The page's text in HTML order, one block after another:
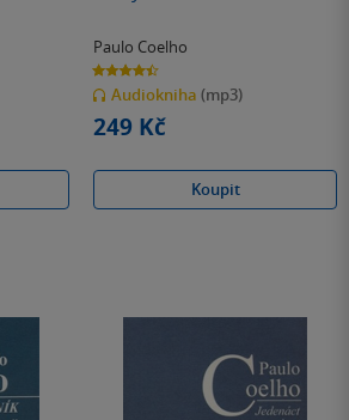
Paulo Coelho
4.4
z
5
hvězdiček
Audiokniha (mp3)
249 Kč
Koupit